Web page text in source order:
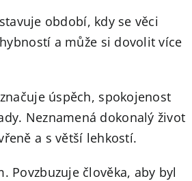
období, kdy se věci
a může si dovolit více
úspěch, spokojenost
Neznamená dokonalý život
a s větší lehkostí.
Povzbuzuje člověka, aby byl